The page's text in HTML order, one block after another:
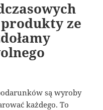
ze
są wyroby
każdego. To